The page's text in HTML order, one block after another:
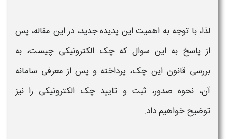
لذا، با توجه به اهمیت این پدیده جدید، در این مقاله، پس
از پاسخ به این سوال که چک الکترونیکی چیست، به
بررسی قانون این چک، پرداخته و پس از معرفی سامانه
آن، نحوه صدور، ثبت و تایید چک الکترونیکی را نیز
توضیح خواهیم داد.